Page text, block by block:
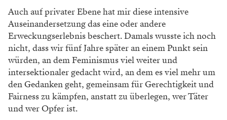
Auch auf privater Ebene hat mir diese intensive
Auseinandersetzung das eine oder andere
Erweckungserlebnis beschert. Damals wusste ich noch
nicht, dass wir fünf Jahre später an einem Punkt sein
würden, an dem Feminismus viel weiter und
intersektionaler gedacht wird, an dem es viel mehr um
den Gedanken geht, gemeinsam für Gerechtigkeit und
Fairness zu kämpfen, anstatt zu überlegen, wer Täter
und wer Opfer ist.